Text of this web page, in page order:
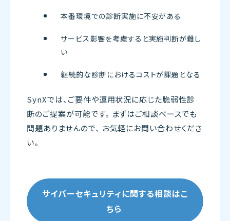
本番環境での診断実施に不安がある
サービス影響を考慮すると実施判断が難し
い
継続的な診断におけるコストが課題となる
SynXでは、ご要件や運用状況に応じた脆弱性診
断のご提案が可能です。 まずはご相談ベースでも
問題ありませんので、 お気軽にお問い合わせくださ
い。
サイバーセキュリティに関する相談はこ
ちら